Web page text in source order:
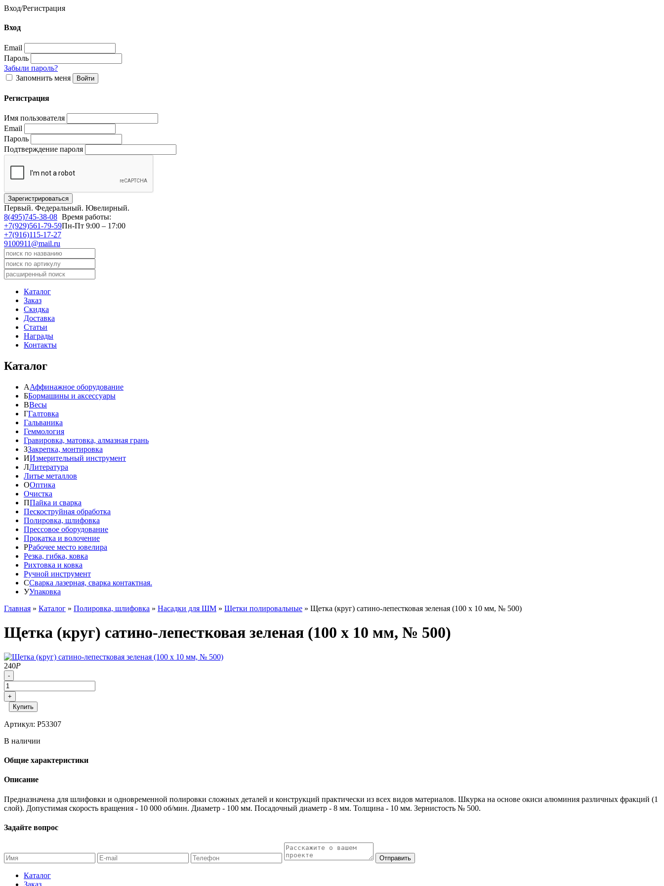
Вход/Регистрация
Вход
Email
Пароль
Забыли пароль?
Запомнить меня
Регистрация
Имя пользователя
Email
Пароль
Подтверждение пароля
Первый. Федеральный. Ювелирный.
8(495)745-38-08
+7(929)561-79-59
+7(916)115-17-27
9100911@mail.ru
Время работы:
Пн-Пт 9:00 – 17:00
Каталог
Заказ
Скидка
Доставка
Статьи
Награды
Контакты
Каталог
ААффинажное оборудование
ББормашины и аксессуары
ВВесы
ГГалтовка
Гальваника
Геммология
Гравировка, матовка, алмазная грань
ЗЗакрепка, монтировка
ИИзмерительный инструмент
ЛЛитература
Литье металлов
ООптика
Очистка
ППайка и сварка
Пескоструйная обработка
Полировка, шлифовка
Прессовое оборудование
Прокатка и волочение
РРабочее место ювелира
Резка, гибка, ковка
Рихтовка и ковка
Ручной инструмент
ССварка лазерная, сварка контактная.
УУпаковка
Главная » Каталог » Полировка, шлифовка » Насадки для ШМ » Щетки полировальные » Щетка (круг) сатино-лепестковая зеленая (100 х 10 мм, № 500)
Щетка (круг) сатино-лепестковая зеленая (100 х 10 мм, № 500)
240Р
-
+
Купить
Артикул: P53307
В наличии
Общие характеристики
Описание
Предназначена для шлифовки и одновременной полировки сложных деталей и конструкций практически из всех видов материалов. Шкурка на основе окиси алюминия различных фракций (1
слой). Допустимая скорость вращения - 10 000 об/мин. Диаметр - 100 мм. Посадочный диаметр - 8 мм. Толщина - 10 мм. Зернистость № 500.
Задайте вопрос
Отправить
Каталог
Заказ